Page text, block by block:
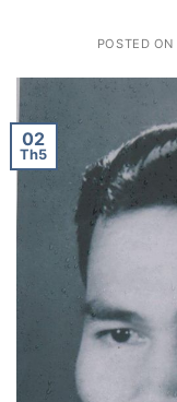
POSTED ON
02
Th5